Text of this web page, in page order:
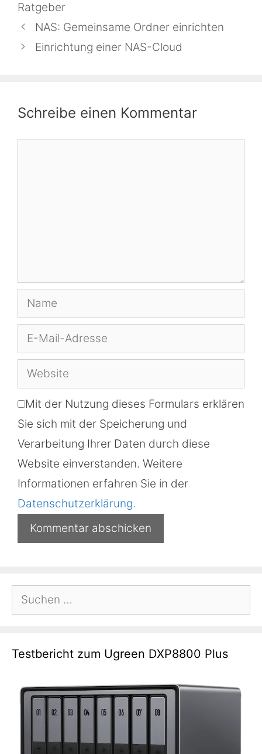
Ratgeber
NAS: Gemeinsame Ordner einrichten
Einrichtung einer NAS-Cloud
Schreibe einen Kommentar
Name
E-
Mail-
Adresse
Website
Mit der Nutzung dieses Formulars erklären
Sie sich mit der Speicherung und
Verarbeitung Ihrer Daten durch diese
Website einverstanden. Weitere
Informationen erfahren Sie in der
Datenschutzerklärung.
Suchen
nach:
Testbericht zum Ugreen DXP8800 Plus